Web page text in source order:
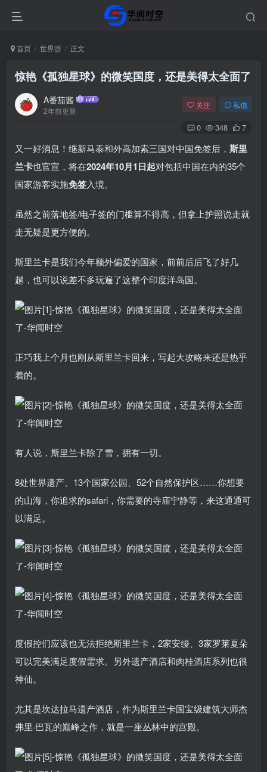
首页 世界游 正文
惊艳《孤独星球》的微笑国度，还是美得太全面了
A番茄酱
2年前更新
关注 私信
0 348 7
又一好消息！继新马泰和外高加索三国对中国免签后， 斯里
兰卡也官宣，将在2024年10月1日起对包括中国在内的35个
国家游客实施免签入境。
虽然之前落地签/电子签的门槛算不得高，但拿上护照说走就
走无疑是更方便的。
斯里兰卡是我们今年额外偏爱的国家，前前后后飞了好几
趟，也可以说差不多玩遍了这整个印度洋岛国。
正巧我上个月也刚从斯里兰卡回来，写起大攻略来还是热乎
着的。
有人说，斯里兰卡除了雪，拥有一切。
8处世界遗产、13个国家公园、52个自然保护区……你想要
的山海，你追求的safari，你需要的寺庙宁静等，来这通通可
以满足。
度假控们应该也无法拒绝斯里兰卡，2家安缦、3家罗莱夏朵
可以完美满足度假需求。另外遗产酒店和肉桂酒店系列也很
神仙。
尤其是坎达拉马遗产酒店，作为斯里兰卡国宝级建筑大师杰
弗里·巴瓦的巅峰之作，就是一座丛林中的宫殿。